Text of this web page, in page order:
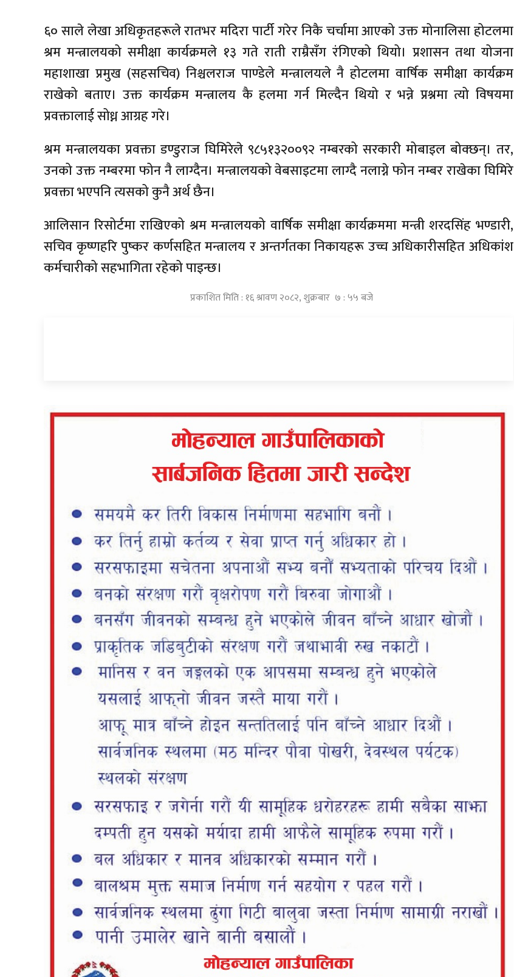
६० साले लेखा अधिकृतहरूले रातभर मदिरा पार्टी गरेर निकै चर्चामा आएको उक्त मोनालिसा होटलमा
श्रम मन्त्रालयको समीक्षा कार्यक्रमले १३ गते राती राम्रैसँग रंगिएको थियो। प्रशासन तथा योजना
महाशाखा प्रमुख (सहसचिव) निश्चलराज पाण्डेले मन्त्रालयले नै होटलमा वार्षिक समीक्षा कार्यक्रम
राखेको बताए। उक्त कार्यक्रम मन्त्रालय कै हलमा गर्न मिल्दैन थियो र भन्ने प्रश्नमा त्यो विषयमा
प्रवक्तालाई सोध्न आग्रह गरे।
श्रम मन्त्रालयका प्रवक्ता डण्डुराज घिमिरेले ९८५१३२००९२ नम्बरको सरकारी मोबाइल बोक्छन्। तर,
उनको उक्त नम्बरमा फोन नै लाग्दैन। मन्त्रालयको वेबसाइटमा लाग्दै नलाग्ने फोन नम्बर राखेका घिमिरे
प्रवक्ता भएपनि त्यसको कुनै अर्थ छैन।
आलिसान रिसोर्टमा राखिएको श्रम मन्त्रालयको वार्षिक समीक्षा कार्यक्रममा मन्त्री शरदसिंह भण्डारी,
सचिव कृष्णहरि पुष्कर कर्णसहित मन्त्रालय र अन्तर्गतका निकायहरू उच्च अधिकारीसहित अधिकांश
कर्मचारीको सहभागिता रहेको पाइन्छ।
प्रकाशित मिति : १६ श्रावण २०८२, शुक्रबार ७ : ५५ बजे